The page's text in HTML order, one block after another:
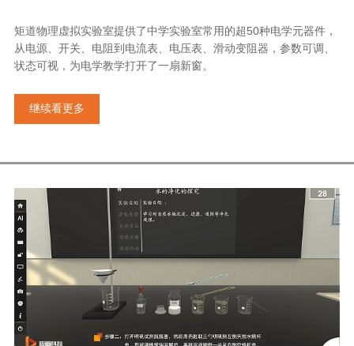
矩道物理虚拟实验室提供了中学实验室常用的超50种电学元器件，
从电源、开关、电阻到电流表、电压表、滑动变阻器，参数可调、
状态可视，为电学教学打开了一扇新窗。
继续看更多